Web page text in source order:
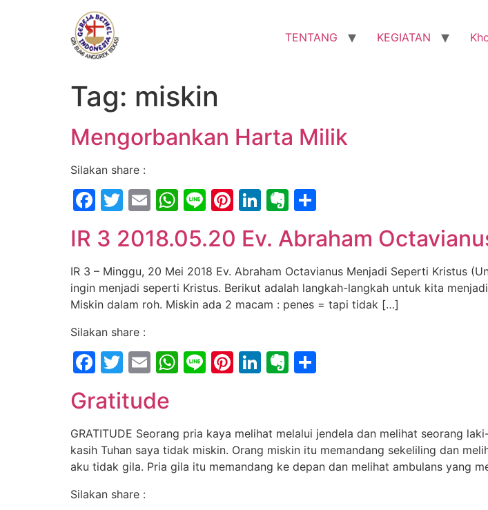
TENTANG KEGIATAN
Tag: miskin
Mengorbankan Harta Milik
Silakan share :
Facebook
Twitter
EmailWhatsApp
LinePinterest
LinkedIn
Evernote
IR 3 2018.05.20 Ev. Abraham
IR 3 – Minggu, 20 Mei 2018 Ev. Abraham Octavianus Menjadi Seperti Kristus
ingin menjadi seperti Kristus. Berikut adalah langkah-langkah untuk kita
Miskin dalam roh. Miskin ada 2 macam : penes = tapi tidak […]
Silakan share :
Facebook
Twitter
EmailWhatsApp
LinePinterest
LinkedIn
Evernote
Gratitude
GRATITUDE Seorang pria kaya melihat melalui jendela dan melihat seorang
kasih Tuhan saya tidak miskin. Orang miskin itu memandang sekeliling dan
aku tidak gila. Pria gila itu memandang ke depan dan melihat ambulans yang
Silakan share :